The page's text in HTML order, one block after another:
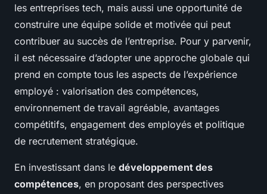
les entreprises tech, mais aussi une opportunité de
construire une équipe solide et motivée qui peut
contribuer au succès de l’entreprise. Pour y parvenir,
il est nécessaire d’adopter une approche globale qui
prend en compte tous les aspects de l’expérience
employé : valorisation des compétences,
environnement de travail agréable, avantages
compétitifs, engagement des employés et politique
de recrutement stratégique.
En investissant dans le développement des
compétences, en proposant des perspectives